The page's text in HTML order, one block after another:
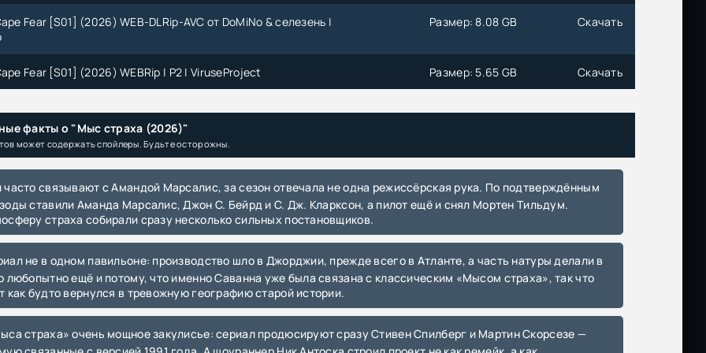
Fear [S01] (2026) WEB-DLRip-AVC от DoMiNo & селезень |
Размер: 8.08 GB Скачать
Fear [S01] (2026) WEBRip | P2 | ViruseProject Размер: 5.65 GB Скачать
Fear (1991) BDRip-HEVC 1080p от RIPS CLUB | D, P, P2, A
Fear (1962) BDRip 720p | D, P Размер: 6.71 GB
Скачать
Fear (1991) BDRemux 1080p | A, D, P, P2 Размер: 41.85 GB Скачать
Fear (1962) BDRip 1080p | D, P Размер: 9.74 GB Скачать
факты о "Мыс страха (2026)"
может содержать спойлеры. Будьте осторожны.
ставили Аманда Марсалис, Джон С. Бейрд и С. Дж. Кларксон, а пилот ещё и снял Мортен Тильдум.
страха собирали сразу несколько сильных постановщиков.
любопытно ещё и потому, что именно Саванна уже была связана с классическим «Мысом страха», так что
как будто вернулся в тревожную географию старой истории.